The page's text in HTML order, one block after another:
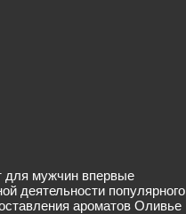
для мужчин впервые
деятельности популярного
ароматов Оливье